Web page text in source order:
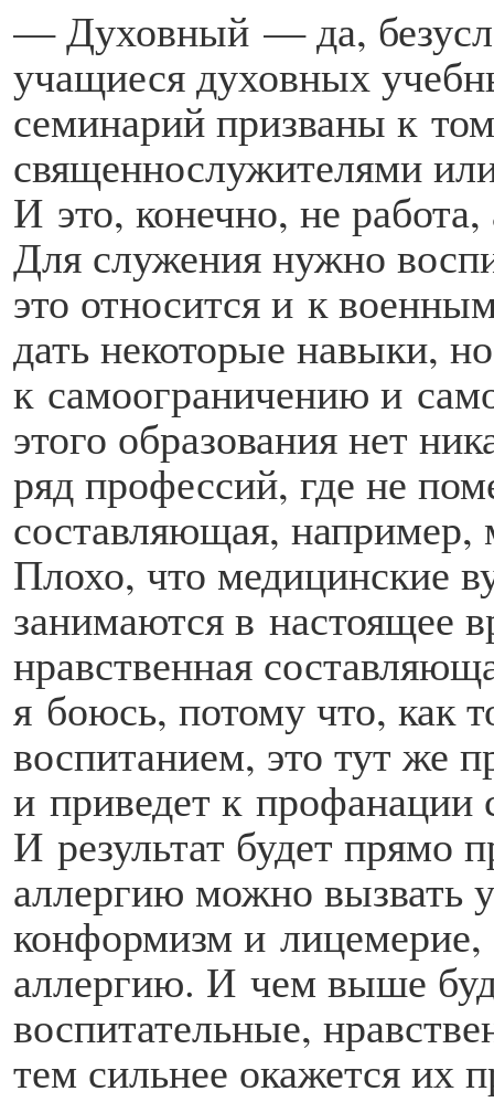
— Духовный — да,
учащиеся духовных
семинарий призваны к
священнослужителями
И это, конечно, не
Для служения нужно
это относится и к
дать некоторые навыки,
к самоограничению и
этого образования нет
ряд профессий, где не
составляющая,
Плохо, что медицинские
занимаются в настоящее
нравственная
я боюсь, потому что, как
воспитанием, это тут же
и приведет к профанации
И результат будет прямо
аллергию можно
конформизм и
аллергию. И чем выше
воспитательные,
тем сильнее окажется их